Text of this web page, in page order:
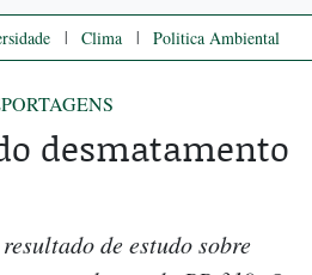
| Clima | Politica Ambiental
desmatamento
de estudo sobre